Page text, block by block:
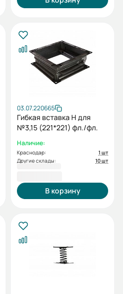
03.07.220665
Гибкая вставка Н для
№3,15 (221*221) фл./фл.
Наличие:
Краснодар:
1 шт
Другие склады:
10 шт
В корзину